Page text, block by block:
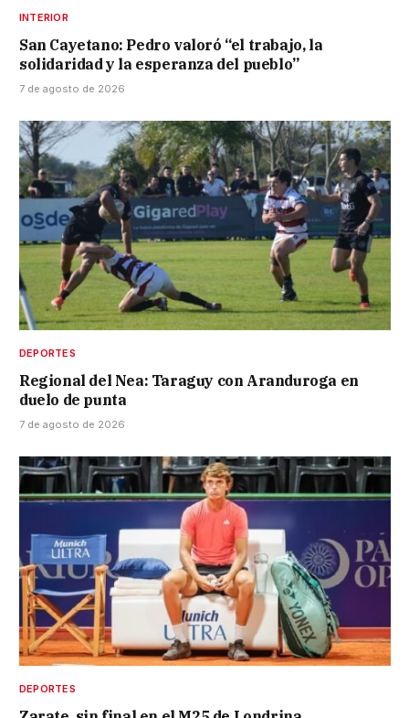
INTERIOR
San Cayetano: Pedro valoró “el trabajo, la
solidaridad y la esperanza del pueblo”
7 de agosto de 2026
DEPORTES
Regional del Nea: Taraguy con Aranduroga en
duelo de punta
7 de agosto de 2026
DEPORTES